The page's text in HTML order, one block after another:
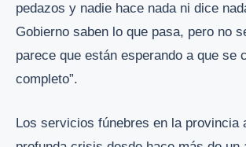
pedazos y nadie hace nada ni dice
Gobierno saben lo que pasa, pero no
parece que están esperando a que se
completo”.
Los servicios fúnebres en la provincia